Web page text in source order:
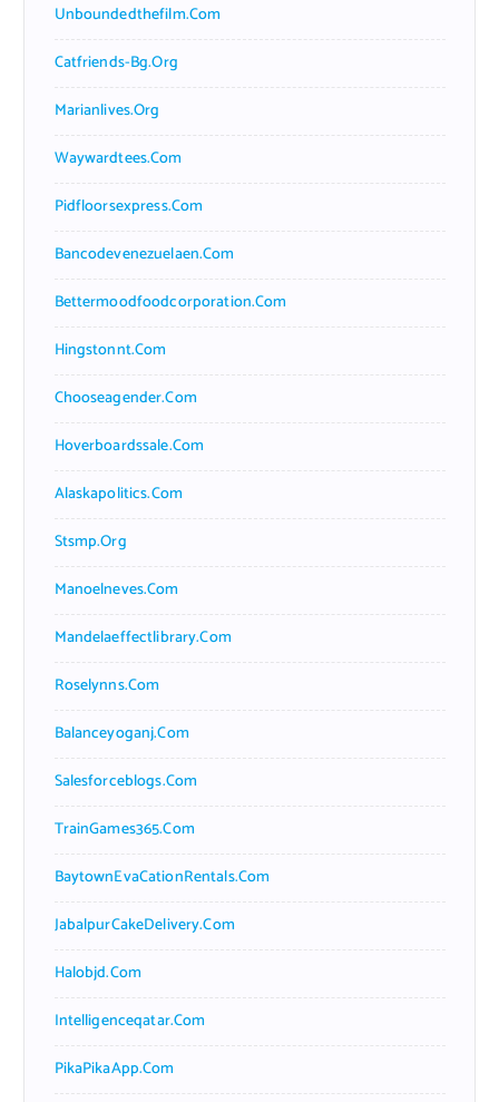
Unboundedthefilm.com
Catfriends-Bg.org
Marianlives.org
Waywardtees.com
Pidfloorsexpress.com
Bancodevenezuelaen.com
Bettermoodfoodcorporation.com
Hingstonnt.com
Chooseagender.com
Hoverboardssale.com
Alaskapolitics.com
Stsmp.org
Manoelneves.com
Mandelaeffectlibrary.com
Roselynns.com
Balanceyoganj.com
Salesforceblogs.com
TrainGames365.com
BaytownEvaCationRentals.com
JabalpurCakeDelivery.com
Halobjd.com
Intelligenceqatar.com
PikaPikaApp.com